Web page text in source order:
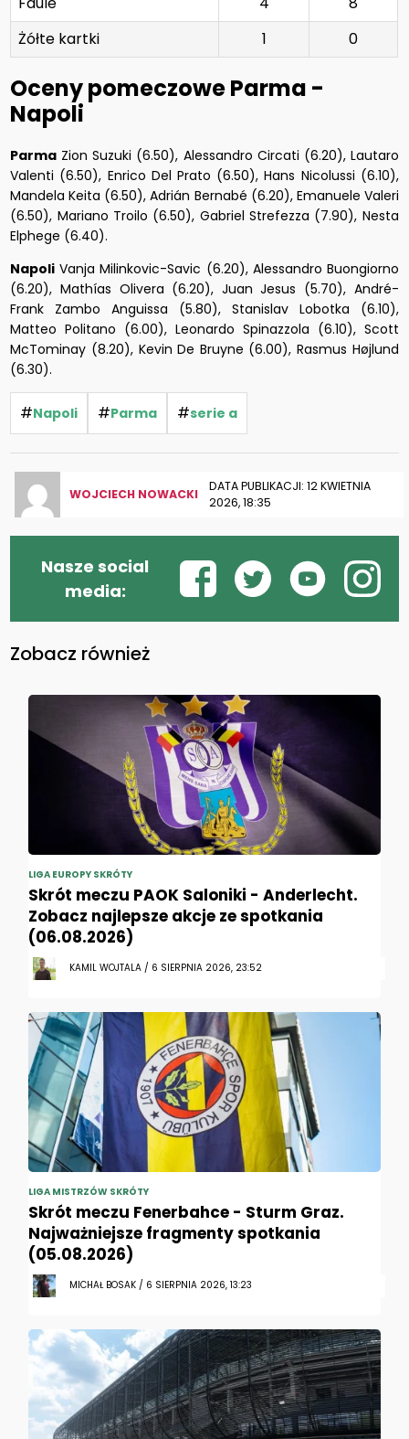
Żółte kartki
1 0
Oceny pomeczowe Parma -
Napoli
Parma Zion Suzuki (6.50), Alessandro Circati (6.20), Lautaro
Valenti (6.50), Enrico Del Prato (6.50), Hans Nicolussi (6.10),
Mandela Keita (6.50), Adrián Bernabé (6.20), Emanuele Valeri
(6.50), Mariano Troilo (6.50), Gabriel Strefezza (7.90), Nesta
Elphege (6.40).
Napoli Vanja Milinkovic-Savic (6.20), Alessandro Buongiorno
(6.20), Mathías Olivera (6.20), Juan Jesus (5.70), André-
Frank Zambo Anguissa (5.80), Stanislav Lobotka (6.10),
Matteo Politano (6.00), Leonardo Spinazzola (6.10), Scott
McTominay (8.20), Kevin De Bruyne (6.00), Rasmus Højlund
(6.30).
#Napoli #Parma #serie a
WOJCIECH NOWACKI
DATA PUBLIKACJI: 12 KWIETNIA
2026, 18:35
Nasze social
media:
Zobacz również
LIGA EUROPY SKRÓTY
Skrót meczu PAOK Saloniki - Anderlecht.
Zobacz najlepsze akcje ze spotkania
(06.08.2026)
KAMIL WOJTALA / 6 SIERPNIA 2026, 23:52
LIGA MISTRZÓW SKRÓTY
Skrót meczu Fenerbahce - Sturm Graz.
Najważniejsze fragmenty spotkania
(05.08.2026)
MICHAŁ BOSAK / 6 SIERPNIA 2026, 13:23